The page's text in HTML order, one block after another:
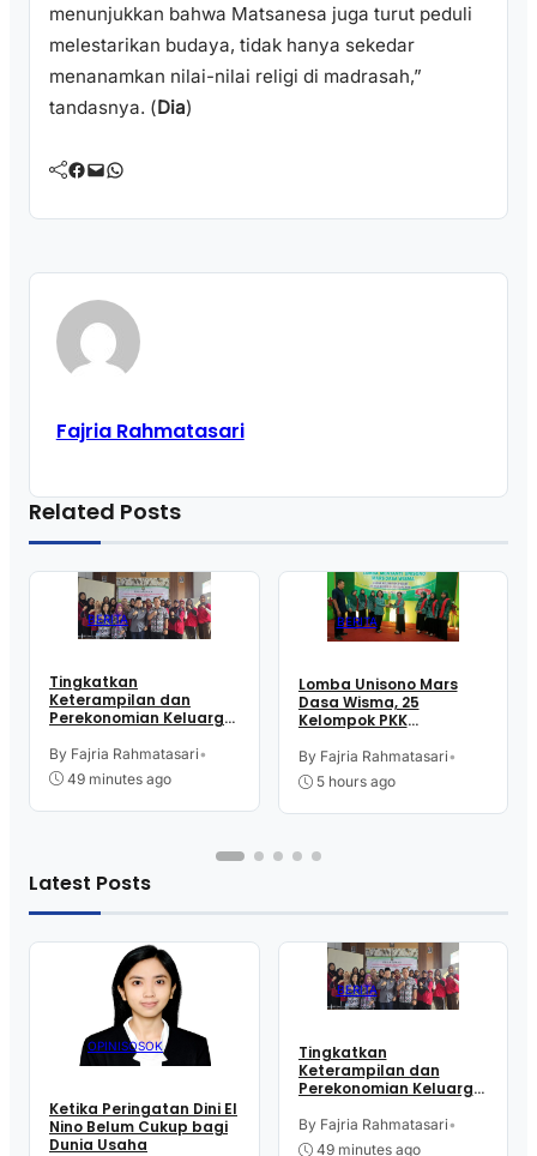
menunjukkan bahwa Matsanesa juga turut peduli
melestarikan budaya, tidak hanya sekedar
menanamkan nilai-nilai religi di madrasah,”
tandasnya. (Dia)
Facebook Mail WhatsApp
Fajria Rahmatasari
Related Posts
BERITA
Tingkatkan
Keterampilan dan
Perekonomian Keluarga,
Kelurahan Purworejo
Ikut Pelatihan Menjahit
By Fajria Rahmatasari•
49 minutes ago
BERITA
Lomba Unisono Mars
Dasa Wisma, 25
Kelompok PKK
Purworejo Adu
Kekompakan
By Fajria Rahmatasari•
5 hours ago
Latest Posts
OPINISOSOK
Ketika Peringatan Dini El
Nino Belum Cukup bagi
Dunia Usaha
BERITA
Tingkatkan
Keterampilan dan
Perekonomian Keluarga,
Kelurahan Purworejo
Ikut Pelatihan Menjahit
By Fajria Rahmatasari•
49 minutes ago